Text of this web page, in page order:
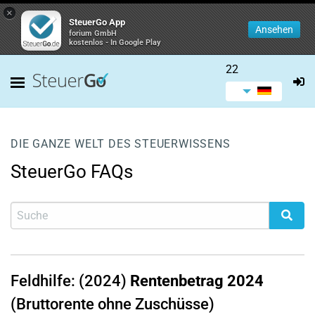
×
SteuerGo App
forium GmbH
kostenlos - In Google Play
Ansehen
22
DIE GANZE WELT DES STEUERWISSENS
SteuerGo FAQs
Feldhilfe: (2024) Rentenbetrag 2024
(Bruttorente ohne Zuschüsse)